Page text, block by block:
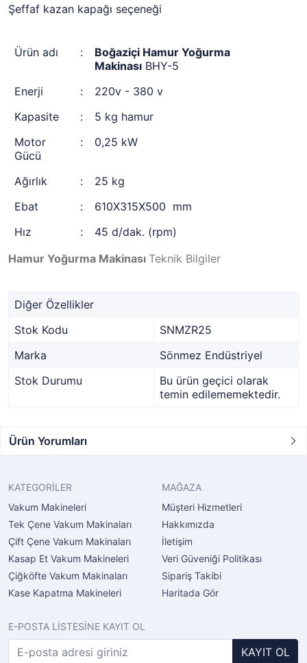
Şeffaf kazan kapağı seçeneği
Hamur Yoğurma Makinası Teknik Bilgiler
Ürün adı :
Boğaziçi Hamur Yoğurma
Makinası BHY-5
Enerji
:
220v - 380 v
Kapasite
:
5 kg hamur
Motor
Gücü
: 0,25 kW
Ağırlık :
25 kg
Ebat
:
610X315X500 mm
Hız
: 45 d/dak. (rpm)
Diğer Özellikler
Stok Kodu
SNMZR25
Marka
Sönmez Endüstriyel
Stok Durumu
Bu ürün geçici olarak
temin edilememektedir.
Ürün Yorumları
KATEGORİLER
Vakum Makineleri
Tek Çene Vakum Makinaları
Çift Çene Vakum Makinaları
Kasap Et Vakum Makineleri
Çiğköfte Vakum Makinaları
Kase Kapatma Makineleri
MAĞAZA
Müşteri Hizmetleri
Hakkımızda
İletişim
Veri Güveniği Politikası
Sipariş Takibi
Haritada Gör
E-POSTA LİSTESİNE KAYIT OL
KAYIT OL